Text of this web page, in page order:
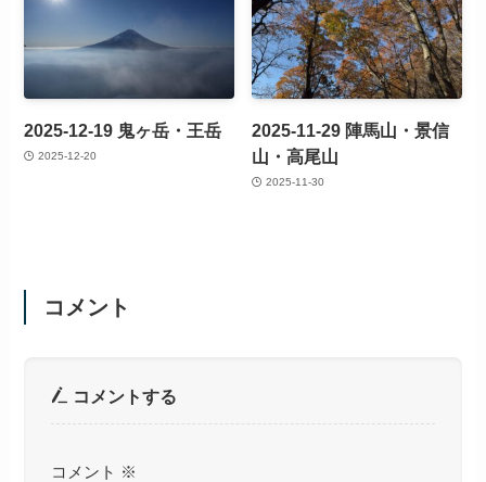
2025-12-19 鬼ヶ岳・王岳
2025-12-20
2025-11-29 陣馬山・景信
山・高尾山
2025-11-30
コメント
コメントする
コメント ※